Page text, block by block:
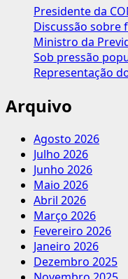
Presidente da
Discussão sobre
Ministro da
Sob pressão
Representação
Arquivo
Agosto 2026
Julho 2026
Junho 2026
Maio 2026
Abril 2026
Março 2026
Fevereiro 2026
Janeiro 2026
Dezembro 2025